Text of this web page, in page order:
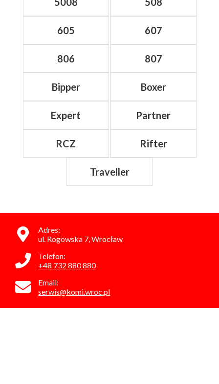
605 607
806 807
Bipper Boxer
Expert Partner
RCZ Rifter
Traveller
Adres:
ul. Rogowska 7, Wrocław
Telefon:
+48 732 880 880
Email:
serwis@komi.wroc.pl